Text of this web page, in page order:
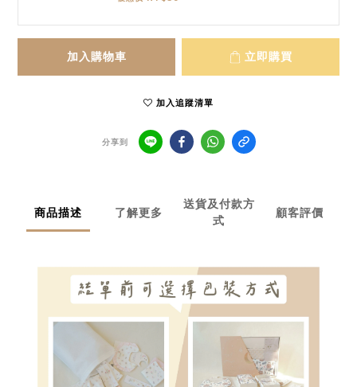
加入購物車 立即購買
加入追蹤清單
分享到
商品描述 了解更多
送貨及付款方
式
顧客評價